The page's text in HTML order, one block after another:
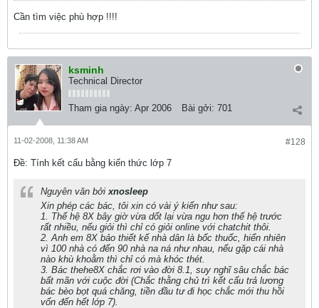
Cần tìm việc phù hợp !!!!
ksminh
Technical Director
Tham gia ngày: Apr 2006 Bài gởi: 701
#128
11-02-2008, 11:38 AM
Ðề: Tính kết cấu bằng kiến thức lớp 7
Nguyên văn bởixnosleep
Xin phép các bác, tôi xin có vài ý kiến như sau:
1. Thế hệ 8X bây giờ vừa dốt lại vừa ngu hơn thế hệ trước
rất nhiều, nếu giỏi thì chỉ có giỏi online với chatchit thôi.
2. Anh em 8X bảo thiết kế nhà dân là bốc thuốc, hiển nhiên
vì 100 nhà có đến 90 nhà na ná như nhau, nếu gặp cái nhà
nào khù khoằm thì chỉ có mà khóc thét.
3. Bác thehe8X chắc rơi vào đời 8.1, suy nghĩ sâu chắc bác
bất mãn với cuộc đời (Chắc thằng chủ trì kết cấu trả lương
bác bèo bọt quá chăng, tiền đầu tư đi học chắc mới thu hồi
vốn đến hết lớp 7).